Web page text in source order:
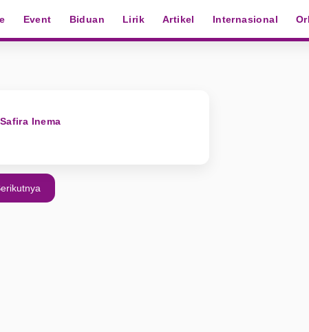
Event Biduan Lirik Artikel Internasional
Inema